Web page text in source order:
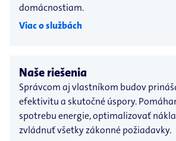
domácnostiam.
Viac o službách
Naše riešenia
Správcom aj vlastníkom budov
efektivitu a skutočné úspory.
spotrebu energie, optimalizovať
zvládnuť všetky zákonné požiadavky.